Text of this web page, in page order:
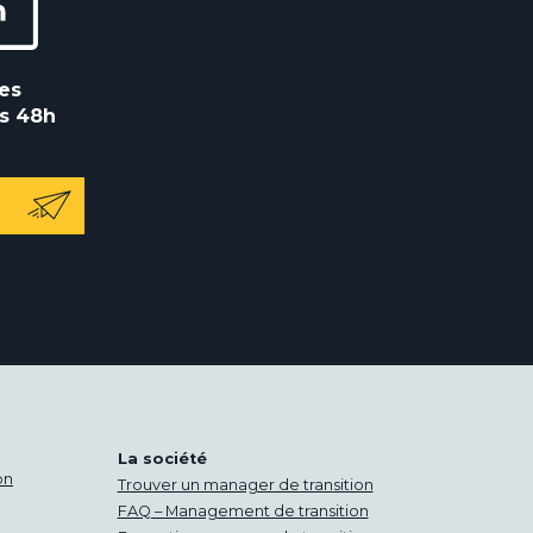
48h
La société
Trouver un manager de transition
FAQ – Management de transition